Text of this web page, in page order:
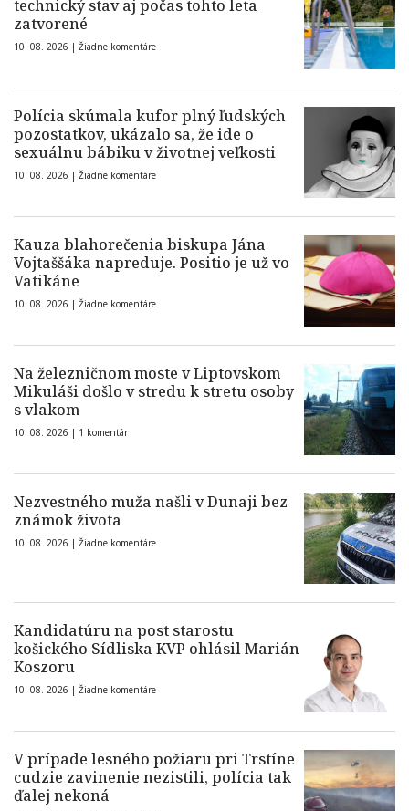
technický stav aj počas tohto leta
zatvorené
10. 08. 2026 | Žiadne komentáre
Polícia skúmala kufor plný ľudských
pozostatkov, ukázalo sa, že ide o
sexuálnu bábiku v životnej veľkosti
10. 08. 2026 | Žiadne komentáre
Kauza blahorečenia biskupa Jána
Vojtaššáka napreduje. Positio je už vo
Vatikáne
10. 08. 2026 | Žiadne komentáre
Na železničnom moste v Liptovskom
Mikuláši došlo v stredu k stretu osoby
s vlakom
10. 08. 2026 | 1 komentár
Nezvestného muža našli v Dunaji bez
známok života
10. 08. 2026 | Žiadne komentáre
Kandidatúru na post starostu
košického Sídliska KVP ohlásil Marián
Koszoru
10. 08. 2026 | Žiadne komentáre
V prípade lesného požiaru pri Trstíne
cudzie zavinenie nezistili, polícia tak
ďalej nekoná